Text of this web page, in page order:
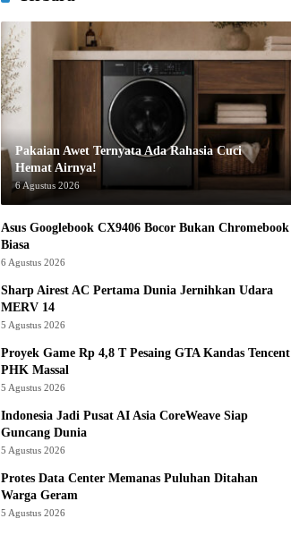
Pakaian Awet Ternyata Ada Rahasia Cuci
Hemat Airnya!
6 Agustus 2026
Asus Googlebook CX9406 Bocor Bukan Chromebook
Biasa
6 Agustus 2026
Sharp Airest AC Pertama Dunia Jernihkan Udara
MERV 14
5 Agustus 2026
Proyek Game Rp 4,8 T Pesaing GTA Kandas Tencent
PHK Massal
5 Agustus 2026
Indonesia Jadi Pusat AI Asia CoreWeave Siap
Guncang Dunia
5 Agustus 2026
Protes Data Center Memanas Puluhan Ditahan
Warga Geram
5 Agustus 2026